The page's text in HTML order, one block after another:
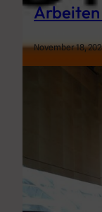
Arbeiten
November 18,